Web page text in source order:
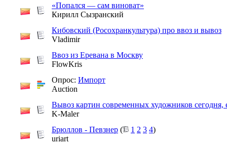
«Попался — сам виноват»
Кирилл Сызранский
Кибовский (Росохранкультура) про ввоз и вывоз
Vladimir
Ввоз из Еревана в Москву
FlowKris
Опрос: Импорт
Auction
Вывоз картин современных художников сегодня,
K-Maler
Брюллов - Певзнер ( 1 2 3 4)
uriart